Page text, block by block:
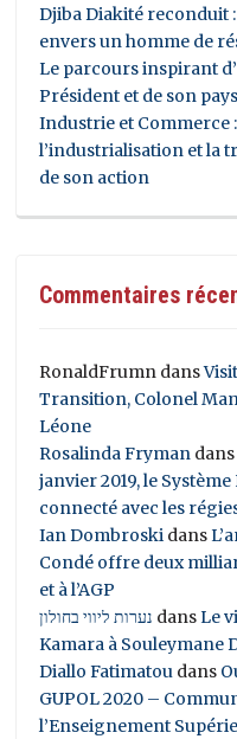
Djiba Diakité reconduit
envers un homme de
Le parcours inspirant
Président et de son
Industrie et Commerce
l’industrialisation et la
de son action
Commentaires
RonaldFrumn dans
Transition, Colonel
Léone
Rosalinda Fryman
janvier 2019, le
connecté avec les
Ian Dombroski dans
Condé offre deux
et à l’AGP
נערות ליווי בחולון dansLe
Kamara à Souleymane
Diallo Fatimatou dans
GUPOL 2020 –
l’Enseignement